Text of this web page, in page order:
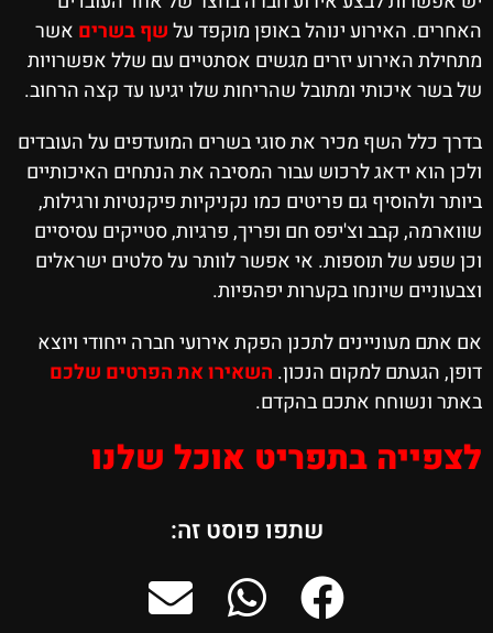
האחרים. האירוע ינוהל באופן מוקפד עלשף בשרים אשר
מתחילת האירוע יזרים מגשים אסתטיים עם שלל אפשרויות
של בשר איכותי ומתובל שהריחות שלו יגיעו עד קצה הרחוב.
בדרך כלל השף מכיר את סוגי בשרים המועדפים על העובדים
ולכן הוא ידאג לרכוש עבור המסיבה את הנתחים האיכותיים
ביותר ולהוסיף גם פריטים כמו נקניקיות פיקנטיות ורגילות,
שווארמה, קבב וצ'יפס חם ופריך, פרגיות, סטייקים עסיסיים
וכן שפע של תוספות. אי אפשר לוותר על סלטים ישראלים
וצבעוניים שיונחו בקערות יפהפיות.
אם אתם מעוניינים לתכנן הפקת אירועי חברה ייחודי ויוצא
דופן, הגעתם למקום הנכון. השאירו את הפרטים שלכם
באתר ונשוחח אתכם בהקדם.
לצפייה בתפריט אוכל שלנו
שתפו פוסט זה: